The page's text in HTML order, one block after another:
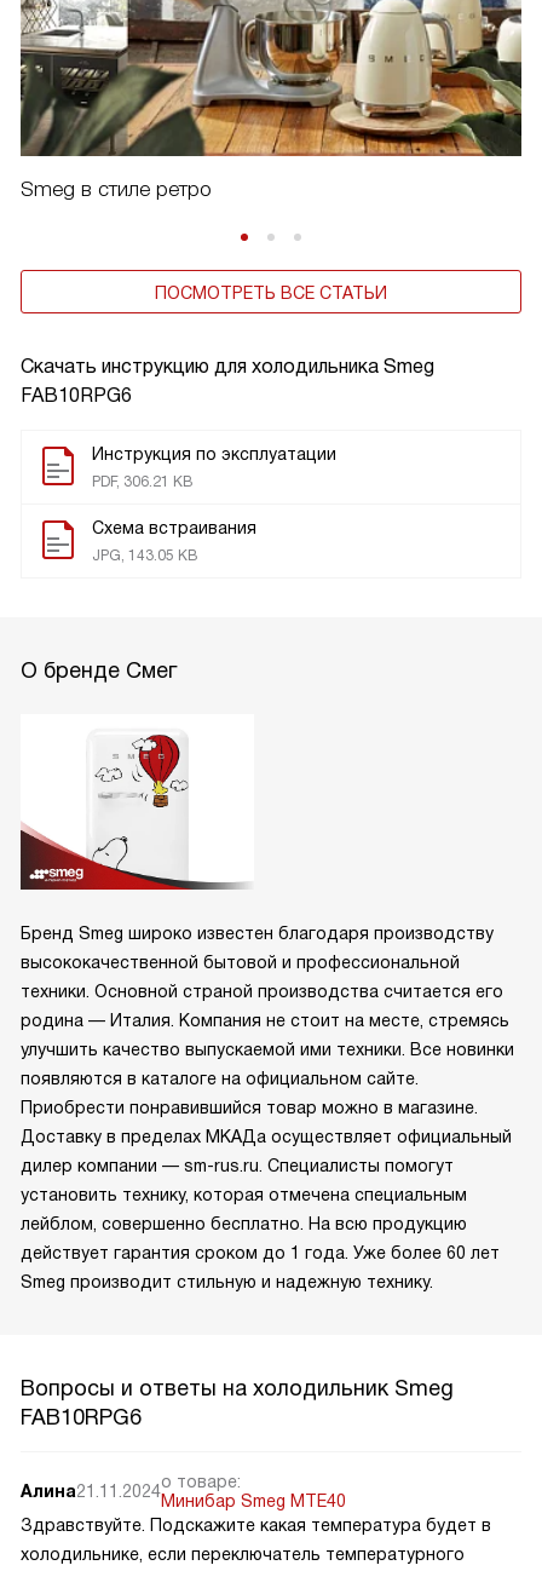
Скачать инструкцию для холодильника Smeg
FAB10RPG6
Инструкция по эксплуатации
PDF, 306.21 KB
Схема встраивания
JPG, 143.05 KB
Smeg в стиле ретро
ПОСМОТРЕТЬ ВСЕ СТАТЬИ
О бренде Смег
Бренд Smeg широко известен благодаря производству
высококачественной бытовой и профессиональной
техники. Основной страной производства считается его
родина — Италия. Компания не стоит на месте, стремясь
улучшить качество выпускаемой ими техники. Все новинки
появляются в каталоге на официальном сайте.
Приобрести понравившийся товар можно в магазине.
Доставку в пределах МКАДа осуществляет официальный
дилер компании — sm-rus.ru. Специалисты помогут
установить технику, которая отмечена специальным
лейблом, совершенно бесплатно. На всю продукцию
действует гарантия сроком до 1 года. Уже более 60 лет
Smeg производит стильную и надежную технику.
Вопросы и ответы на холодильник Smeg
FAB10RPG6
Алина21.11.2024о товаре:
Минибар Smeg MTE40
Здравствуйте. Подскажите какая температура будет в
холодильнике, если переключатель температурного